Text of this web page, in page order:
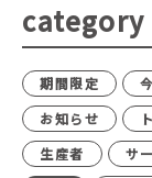
category
期間限定
お知らせ
生産者
サ